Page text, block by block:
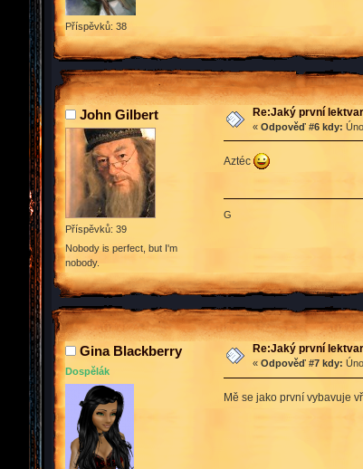
Příspěvků: 38
John Gilbert
Příspěvků: 39
Nobody is perfect, but I'm
nobody.
Re:Jaký první
« Odpověď #6 kdy:
Aztéc
G
Gina Blackberry
Dospělák
Re:Jaký první
« Odpověď #7 kdy:
Mě se jako první vybavuje